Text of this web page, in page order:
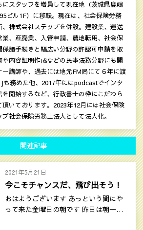
スタッフを増員して現在地（茨城県鹿嶋
ビル1F）に移転。現在は、社会保険労務
株式会社ステップを併設。建設業、運送
、産廃業、入管申請、農地転用、社会保
諸手続きと幅広い分野の許認可申請を取
や内容証明作成などの民亊法務分野にも関
講師や、過去には地元FM局にて６年に渡
も務めた他、2017年にはpodcastでインタ
開始するなど、行政書士の枠にこだわら
いております。2023年12月には社会保険
社会保険労務士法人として法人化。
関連記事
2021年5月21日
今こそチャンスだ、飛び出そう！
おはようございます あっという間にや
って来た金曜日の朝です 昨日は朝一…